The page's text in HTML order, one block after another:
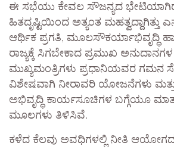
​ಈ ಸಭೆಯು ಕೇವಲ ಸೌಜನ್ಯದ
ಹಿತದೃಷ್ಟಿಯಿಂದ ಅತ್ಯಂತ ಮಹತ್ವದ್ದಾಗಿತ್ತು
ಆರ್ಥಿಕ ಪ್ರಗತಿ, ಮೂಲಸೌಕರ್ಯಾಭಿವೃದ್ಧಿ
ರಾಜ್ಯಕ್ಕೆ ಸಿಗಬೇಕಾದ ಪ್ರಮುಖ
ಮುಖ್ಯಮಂತ್ರಿಗಳು ಪ್ರಧಾನಿಯವರ ಗಮನ
ವಿಶೇಷವಾಗಿ ನೀರಾವರಿ ಯೋಜನೆಗಳು
ಅಭಿವೃದ್ಧಿ ಕಾರ್ಯಸೂಚಿಗಳ ಬಗ್ಗೆಯೂ
ಮೂಲಗಳು ತಿಳಿಸಿವೆ.
ಕಳೆದ ಕೆಲವು ಅವಧಿಗಳಲ್ಲಿ ನೀತಿ